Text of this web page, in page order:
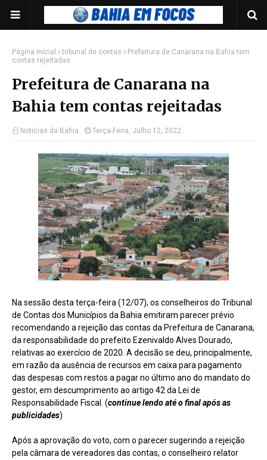
Página inicial tribunal de contas
Prefeitura de Canarana na Bahia tem
contas rejeitadas
Prefeitura de Canarana na
Bahia tem contas rejeitadas
Noticias da Bahia Terça-Feira, Julho 12, 2022
Na sessão desta terça-feira (12/07), os conselheiros do Tribunal
de Contas dos Municípios da Bahia emitiram parecer prévio
recomendando a rejeição das contas da Prefeitura de Canarana,
da responsabilidade do prefeito Ezenivaldo Alves Dourado,
relativas ao exercício de 2020. A decisão se deu, principalmente,
em razão da ausência de recursos em caixa para pagamento
das despesas com restos a pagar no último ano do mandato do
gestor, em descumprimento ao artigo 42 da Lei de
Responsabilidade Fiscal. (continue lendo até o final após as
publicidades)
Após a aprovação do voto, com o parecer sugerindo a rejeição
pela câmara de vereadores das contas, o conselheiro relator